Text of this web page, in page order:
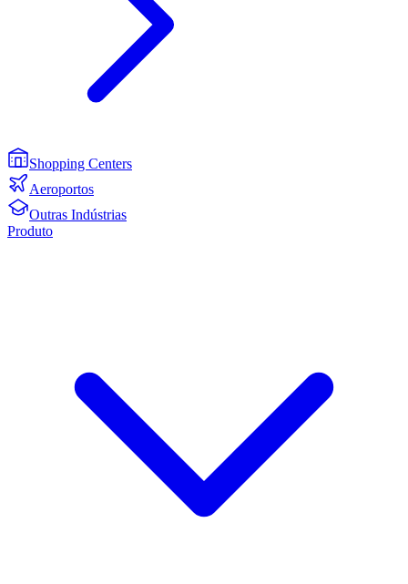
Shopping Centers
Aeroportos
Outras Indústrias
Produto